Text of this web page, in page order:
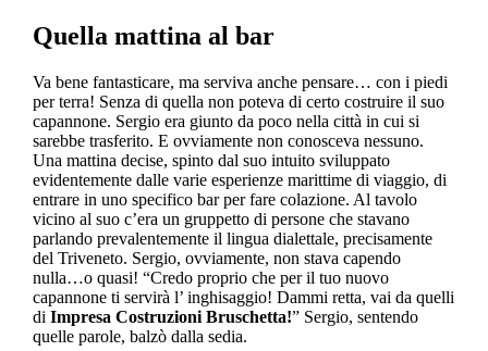
Quella mattina al bar
Va bene fantasticare, ma serviva anche pensare… con i piedi
per terra! Senza di quella non poteva di certo costruire il suo
capannone. Sergio era giunto da poco nella città in cui si
sarebbe trasferito. E ovviamente non conosceva nessuno.
Una mattina decise, spinto dal suo intuito sviluppato
evidentemente dalle varie esperienze marittime di viaggio, di
entrare in uno specifico bar per fare colazione. Al tavolo
vicino al suo c’era un gruppetto di persone che stavano
parlando prevalentemente il lingua dialettale, precisamente
del Triveneto. Sergio, ovviamente, non stava capendo
nulla…o quasi! “Credo proprio che per il tuo nuovo
capannone ti servirà l’ inghisaggio! Dammi retta, vai da quelli
di Impresa Costruzioni Bruschetta!” Sergio, sentendo
quelle parole, balzò dalla sedia.